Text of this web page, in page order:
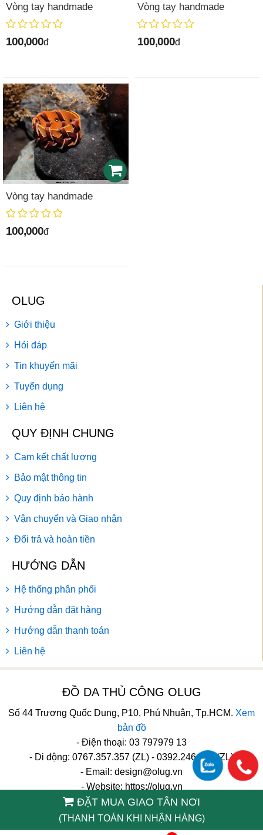
ĐẶT MUA GIAO TÂN NƠI
(THANH TOÁN KHI NHẬN HÀNG)
Vòng tay handmade
100,000đ
Vòng tay handmade
100,000đ
Vòng tay handmade
100,000đ
OLUG
Giới thiệu
Hỏi đáp
Tin khuyến mãi
Tuyển dụng
Liên hệ
QUY ĐỊNH CHUNG
Cam kết chất lượng
Bảo mật thông tin
Quy định bảo hành
Vận chuyển và Giao nhận
Đổi trả và hoàn tiền
HƯỚNG DẪN
Hệ thống phân phối
Hướng dẫn đặt hàng
Hướng dẫn thanh toán
Liên hệ
ĐỒ DA THỦ CÔNG OLUG
Số 44 Trương Quốc Dung, P10, Phú Nhuận, Tp.HCM. Xem
bản đồ
- Điện thoại: 03 797979 13
- Di động: 0767.357.357 (ZL) - 0392.246.246 (ZL)
- Email: design@olug.vn
- Website: https://olug.vn